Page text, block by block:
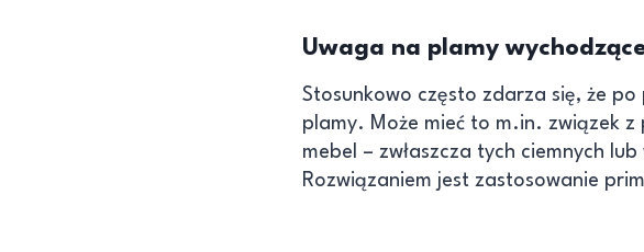
Uwaga na plamy
Stosunkowo często zdarza się, że
plamy. Może mieć to m.in. związek
mebel – zwłaszcza tych ciemnych
Rozwiązaniem jest zastosowanie